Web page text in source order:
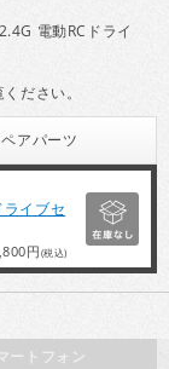
電動RCドライ
ださい。
アパーツ
イブセ
円(税込)
ートフォン